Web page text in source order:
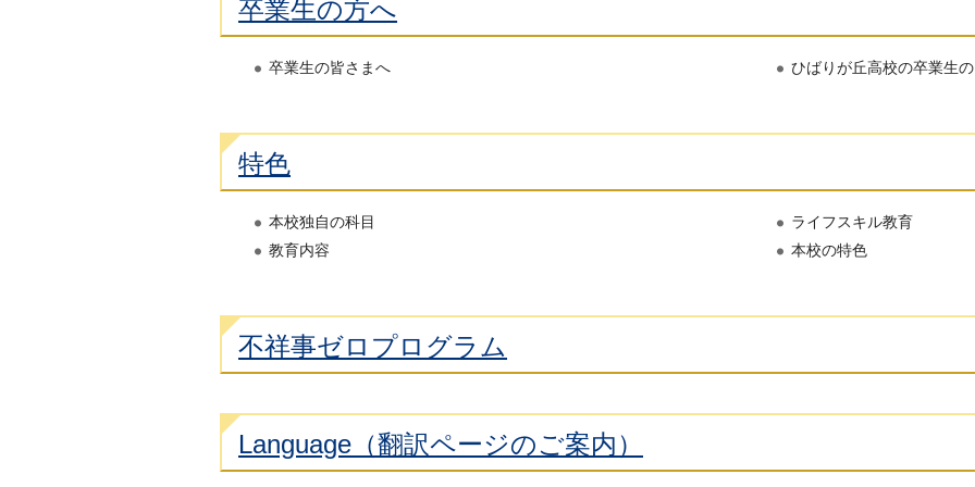
卒業生の方へ
卒業生の皆さまへ ひばりが丘高校の卒業生
特色
本校独自の科目
教育内容
ライフスキル教育
本校の特色
不祥事ゼロプログラム
Language（翻訳ページのご案内）